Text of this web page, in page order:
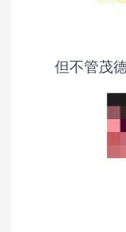
但不管茂